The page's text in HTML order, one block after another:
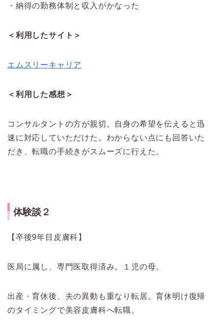
・納得の勤務体制と収入がかなった
＜利用したサイト＞
エムスリーキャリア
＜利用した感想＞
コンサルタントの方が親切。自身の希望を伝えると迅
速に対応していただけた。わからない点にも回答いた
だき、転職の手続きがスムーズに行えた。
体験談２
【卒後9年目皮膚科】
医局に属し、専門医取得済み。１児の母。
出産・育休後、夫の異動も重なり転居。育休明け復帰
のタイミングで美容皮膚科へ転職。